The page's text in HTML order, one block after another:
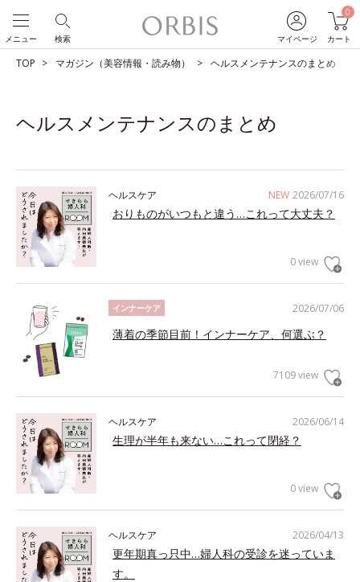
マイページ
0
カート
検索
メニュー
TOP マガジン（美容情報・読み物） ヘルスメンテナンスのまとめ
ヘルスメンテナンスのまとめ
NEW 2026/07/16
ヘルスケア
おりものがいつもと違う…これって大丈夫？
0 view
2026/07/06
インナーケア
薄着の季節目前！インナーケア、何選ぶ？
7109 view
2026/06/14
ヘルスケア
生理が半年も来ない…これって閉経？
0 view
2026/04/13
ヘルスケア
更年期真っ只中…婦人科の受診を迷っていま
す。